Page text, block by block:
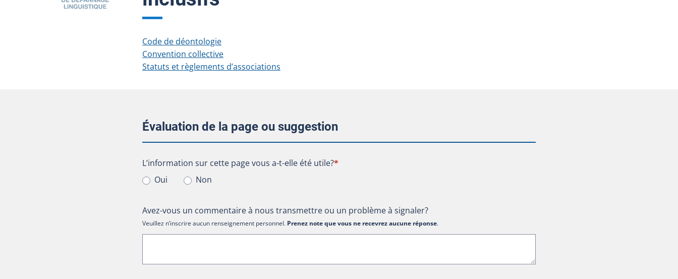
Code de déontologie
Convention collective
Statuts et règlements d’associations
Évaluation de la page ou suggestion
L’information sur cette page vous a-t-elle été utile?
L’information sur cette page vous a-t-elle été utile?*
Oui
Non
Avez-vous un commentaire à nous transmettre ou un problème à signaler?
Veuillez n’inscrire aucun renseignement personnel. Prenez note que vous ne recevrez aucune réponse.